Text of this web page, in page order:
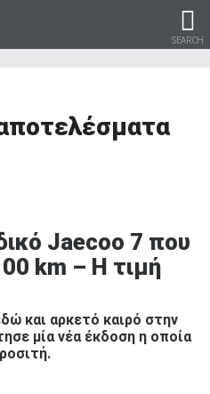
SEARCH
το!
Jaecoo 7 που
km – Η τιμή
και αρκετό καιρό στην
μία νέα έκδοση η οποία